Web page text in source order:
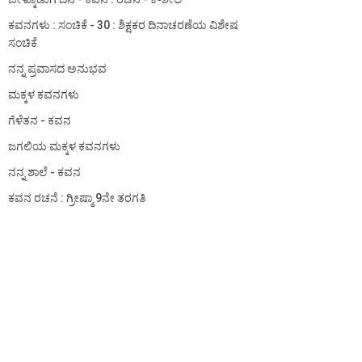
ಕವನಗಳು : ಸಂಚಿಕೆ - 30 : ಶಿಕ್ಷಕರ ದಿನಾಚರಣೆಯ ವಿಶೇಷ
ಸಂಚಿಕೆ
ನನ್ನ ಪ್ರವಾಸದ ಅನುಭವ
ಮಕ್ಕಳ ಕವನಗಳು
ಗೆಳೆತನ - ಕವನ
ಜಗಲಿಯ ಮಕ್ಕಳ ಕವನಗಳು
ನನ್ನ ಶಾಲೆ - ಕವನ
ಕವನ ರಚನೆ : ಗ್ರೀಷ್ಮಾ 9ನೇ ತರಗತಿ